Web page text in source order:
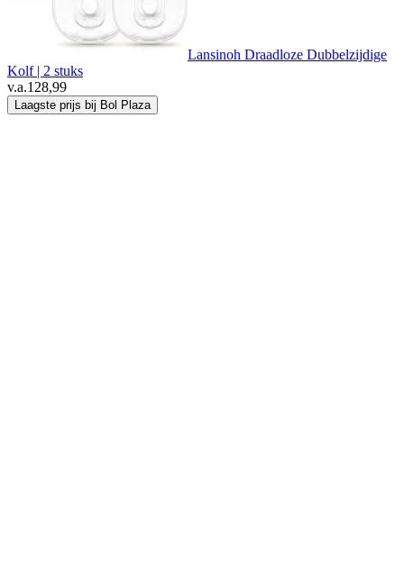
Lansinoh Draadloze Dubbelzijdige
Kolf | 2 stuks
v.a.128,99
Laagste prijs bij Bol Plaza